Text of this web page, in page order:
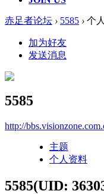
赤足者论坛 › 5585 › 个
加为好友
发送消息
5585
http://
主题
个人资料
5585(UID: